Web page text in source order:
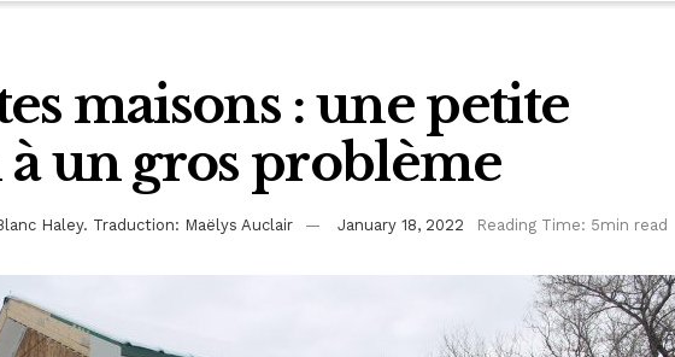
maisons : une petite
un gros problème
Haley. Traduction: Maëlys Auclair January 18, 2022 Reading Time: 5min read